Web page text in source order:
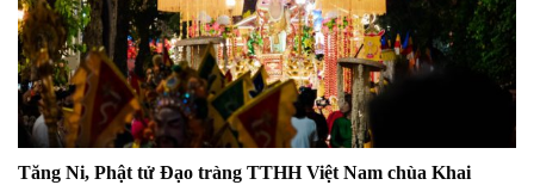
Tăng Ni, Phật tử Đạo tràng TTHH Việt Nam chùa Khai